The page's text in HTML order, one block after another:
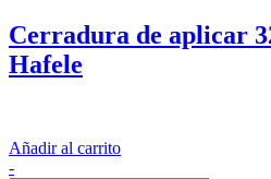
Cerradura de aplicar
Hafele
Añadir al carrito
-